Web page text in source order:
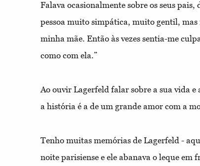
Falava ocasionalmente sobre os seus
pessoa muito simpática, muito gentil, mas
minha mãe. Então às vezes sentia-me
como com ela.”
Ao ouvir Lagerfeld falar sobre a sua vida
a história é a de um grande amor com a
Tenho muitas memórias de Lagerfeld -
noite parisiense e ele abanava o leque em